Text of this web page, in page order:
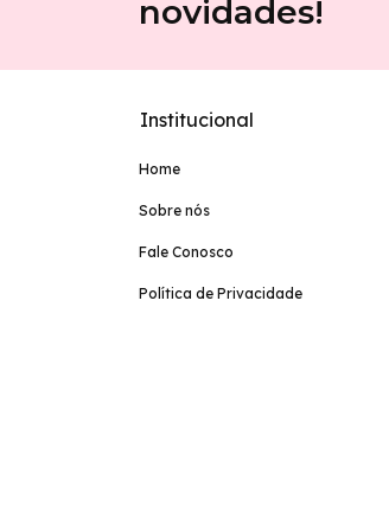
novidades!
Institucional
Home
Sobre nós
Fale Conosco
Política de Privacidade